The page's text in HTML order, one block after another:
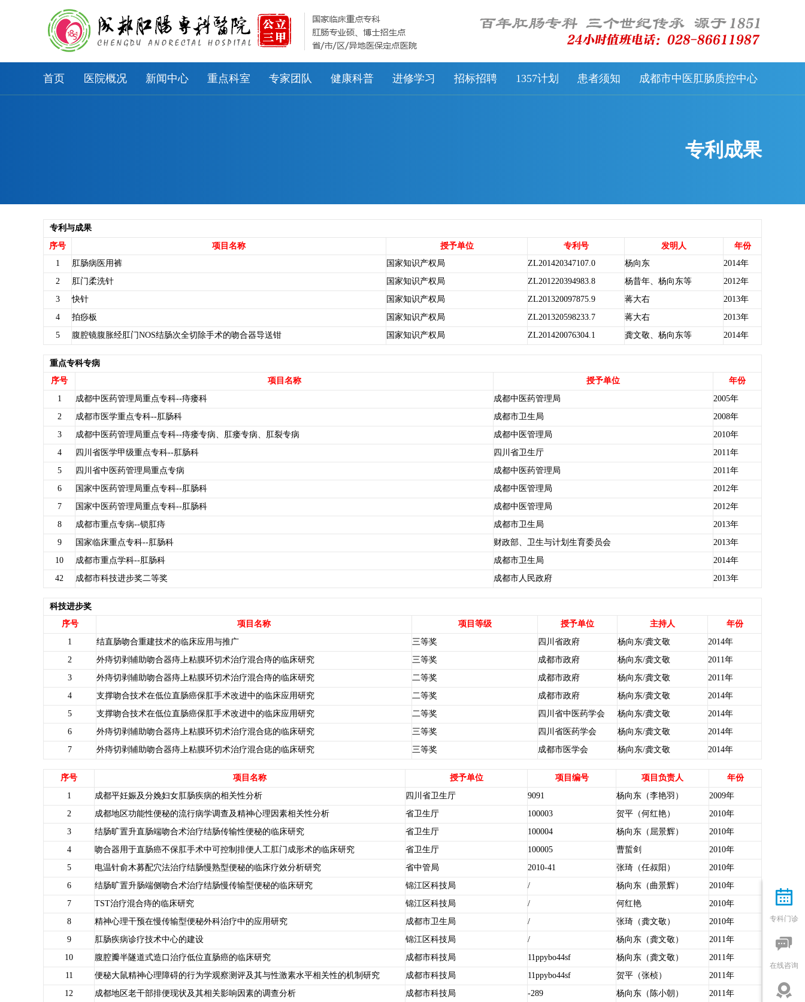
首页 医院概况 新闻中心 重点科室 专家团队 健康科普 进修学习 招标招聘 1357计划 患者须知 成都市中医肛肠质控中心
专利成果
专利与成果
序号
项目名称 授予单位 专利号 发明人
年份
1
肛肠病医用裤 国家知识产权局 ZL201420347107.0 杨向东
2014年
2
肛门柔洗针 国家知识产权局 ZL201220394983.8 杨昔年、杨向东等
2012年
3
快针 国家知识产权局 ZL201320097875.9 蒋大右
2013年
4
拍痧板 国家知识产权局 ZL201320598233.7 蒋大右
2013年
5
腹腔镜腹胀经肛门NOS结肠次全切除手术的吻合器导送钳 国家知识产权局 ZL201420076304.1 龚文敬、杨向东等 2014年
重点专科专病
序号
项目名称 授予单位
年份
1
成都中医药管理局重点专科--痔瘘科 成都中医药管理局
2005年
2
成都市医学重点专科--肛肠科 成都市卫生局
2008年
3
成都中医药管理局重点专科--痔瘘专病、肛瘘专病、肛裂专病 成都中医管理局
2010年
4
四川省医学甲级重点专科--肛肠科 四川省卫生厅
2011年
5
四川省中医药管理局重点专病 成都中医药管理局
2011年
6
国家中医药管理局重点专科--肛肠科 成都中医管理局
2012年
7
国家中医药管理局重点专科--肛肠科 成都中医管理局
2012年
8
成都市重点专病--锁肛痔 成都市卫生局
2013年
9
国家临床重点专科--肛肠科 财政部、卫生与计划生育委员会
2013年
10
成都市重点学科--肛肠科 成都市卫生局
2014年
42
成都市科技进步奖二等奖 成都市人民政府 2013年
科技进步奖
序号
项目名称 项目等级 授予单位 主持人
年份
1
结直肠吻合重建技术的临床应用与推广 三等奖 四川省政府 杨向东/龚文敬
2014年
2
外痔切剥辅助吻合器痔上粘膜环切术治疗混合痔的临床研究 三等奖 成都市政府 杨向东/龚文敬
2011年
3
外痔切剥辅助吻合器痔上粘膜环切术治疗混合痔的临床研究 二等奖 成都市政府 杨向东/龚文敬
2011年
4
支撑吻合技术在低位直肠癌保肛手术改进中的临床应用研究 二等奖 成都市政府 杨向东/龚文敬
2014年
5
支撑吻合技术在低位直肠癌保肛手术改进中的临床应用研究 二等奖 四川省中医药学会 杨向东/龚文敬
2014年
6
外痔切剥辅助吻合器痔上粘膜环切术治疗混合痣的临床研究 三等奖 四川省医药学会 杨向东/龚文敬
2014年
7
外痔切剥辅助吻合器痔上粘膜环切术治疗混合痣的临床研究 三等奖 成都市医学会 杨向东/龚文敬 2014年
序号 项目名称 授予单位 项目编号 项目负责人
年份
1
成都平妊娠及分娩妇女肛肠疾病的相关性分析 四川省卫生厅 9091 杨向东（李艳羽）
2009年
2
成都地区功能性便秘的流行病学调查及精神心理因素相关性分析 省卫生厅 100003 贺平（何红艳）
2010年
3
结肠旷置升直肠端吻合术治疗结肠传输性便秘的临床研究 省卫生厅 100004 杨向东（屈景辉）
2010年
4
吻合器用于直肠癌不保肛手术中可控制排便人工肛门成形术的临床研究 省卫生厅 100005 曹蜇剑
2010年
5
电温针俞木募配穴法治疗结肠慢熟型便秘的临床疗效分析研究 省中管局 2010-41 张琦（任叔阳）
2010年
6
结肠旷置升肠端侧吻合术治疗结肠慢传输型便秘的临床研究 锦江区科技局 / 杨向东（曲景辉）
2010年
7
TST治疗混合痔的临床研究 锦江区科技局 / 何红艳
2010年
8
精神心理干预在慢传输型便秘外科治疗中的应用研究 成都市卫生局 / 张琦（龚文敬）
2010年
9
肛肠疾病诊疗技术中心的建设 锦江区科技局 / 杨向东（龚文敬）
2011年
10
腹腔瓣半隧道式造口治疗低位直肠癌的临床研究 成都市科技局 11ppybo44sf 杨向东（龚文敬）
2011年
11
便秘大鼠精神心理障碍的行为学观察测评及其与性激素水平相关性的机制研究 成都市科技局 11ppybo44sf 贺平（张桢）
2011年
12
成都地区老干部排便现状及其相关影响因素的调查分析 成都市科技局 -289 杨向东（陈小朝）
2011年

专科门诊

在线咨询
